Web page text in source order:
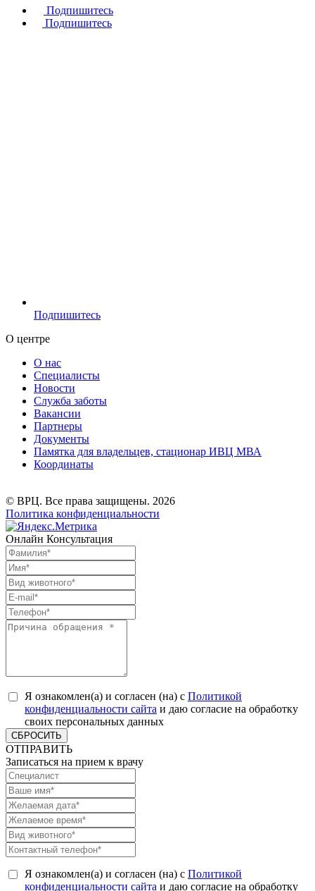
Подпишитесь
Подпишитесь
Подпишитесь
О центре
О нас
Специалисты
Новости
Служба заботы
Вакансии
Партнеры
Документы
Памятка для владельцев, стационар ИВЦ МВА
Координаты
© ВРЦ. Все права защищены. 2026
Политика конфиденциальности
Онлайн Консультация
Я ознакомлен(а) и согласен (на) с Политикой
конфиденциальности сайта и даю согласие на обработку
своих персональных данных
СБРОСИТЬ
ОТПРАВИТЬ
Записаться на прием к врачу
Я ознакомлен(а) и согласен (на) с Политикой
конфиденциальности сайта и даю согласие на обработку